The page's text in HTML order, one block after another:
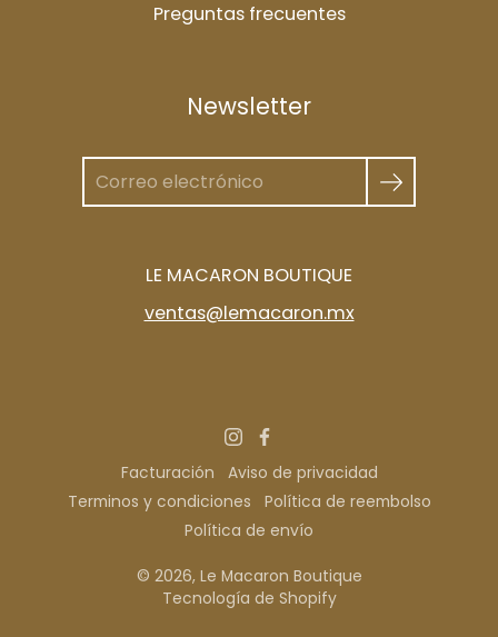
Preguntas frecuentes
Newsletter
LE MACARON BOUTIQUE
ventas@lemacaron.mx
Facturación
Aviso de privacidad
Terminos y condiciones
Política de reembolso
Política de envío
© 2026, Le Macaron Boutique
Tecnología de Shopify